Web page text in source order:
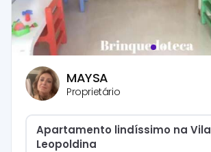
MAYSA
Proprietário
Apartamento lindíssimo na Vila
Leopoldina